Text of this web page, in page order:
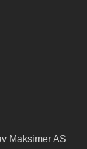
Maksimer AS